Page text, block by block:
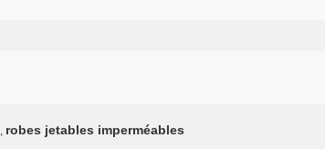
, robes jetables imperméables